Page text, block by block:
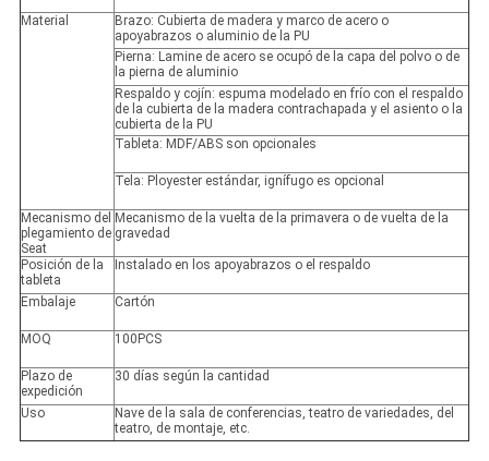
Material
Brazo: Cubierta de madera y marco de acero o
apoyabrazos o aluminio de la PU
Pierna: Lamine de acero se ocupó de la capa del polvo o de
la pierna de aluminio
Respaldo y cojín: espuma modelado en frío con el respaldo
de la cubierta de la madera contrachapada y el asiento o la
cubierta de la PU
Tableta: MDF/ABS son opcionales
Tela: Ployester estándar, ignífugo es opcional
Mecanismo del
plegamiento de
Seat
Mecanismo de la vuelta de la primavera o de vuelta de la
gravedad
Posición de la
tableta
Instalado en los apoyabrazos o el respaldo
Embalaje Cartón
MOQ 100PCS
Plazo de
expedición
30 días según la cantidad
Uso
Nave de la sala de conferencias, teatro de variedades, del
teatro, de montaje, etc.